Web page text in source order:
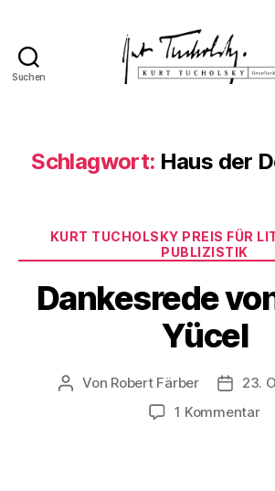
Suchen
Schlagwort: Haus der
KURT TUCHOLSKY PREIS FÜR
PUBLIZISTIK
Dankesrede
Yücel
Beitragsautor
Von Robert Färber
23.
1 Kommentarzu